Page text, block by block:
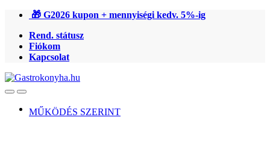
Ugrás
navigációhoz
Ugrás
tartalomra
🎁 G2026 kupon + mennyiségi kedv. 5%-ig
Rend. státusz
Fiókom
Kapcsolat
OpenClose
MŰKÖDÉS SZERINT